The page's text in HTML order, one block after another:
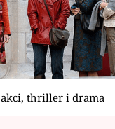
Karlovy
thriller i drama